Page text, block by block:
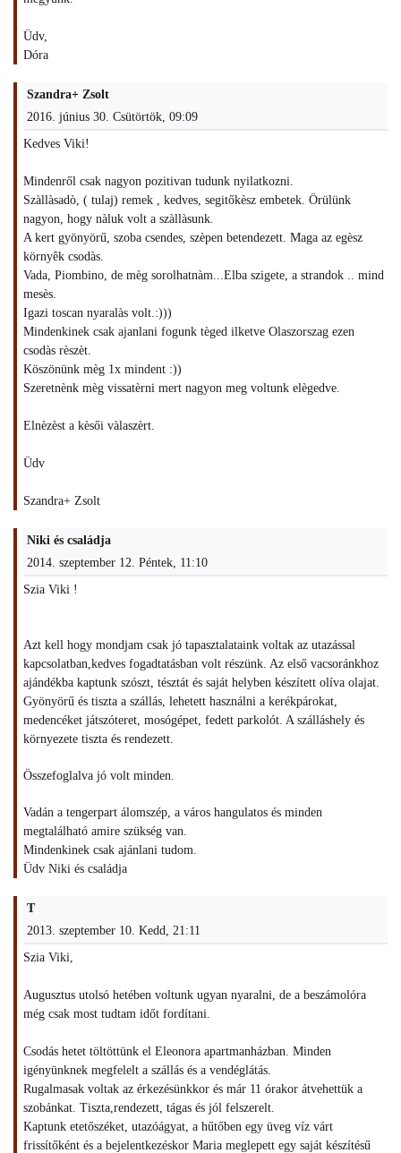
Üdv,
Dóra
Szandra+ Zsolt
2016. június 30. Csütörtök, 09:09
Kedves Viki!
Mindenről csak nagyon pozitivan tudunk nyilatkozni.
Szàllàsadò, ( tulaj) remek , kedves, segitőkèsz embetek. Örülünk
nagyon, hogy nàluk volt a szàllàsunk.
A kert gyönyörű, szoba csendes, szèpen betendezett. Maga az egèsz
környêk csodàs.
Vada, Piombino, de mèg sorolhatnàm...Elba szigete, a strandok .. mind
mesès.
Igazi toscan nyaralàs volt.:)))
Mindenkinek csak ajanlani fogunk tèged ilketve Olaszorszag ezen
csodàs rèszèt.
Köszönünk mèg 1x mindent :))
Szeretnènk mèg vissatèrni mert nagyon meg voltunk elègedve.
Elnèzèst a kèsői vàlaszèrt.
Üdv
Szandra+ Zsolt
Niki és családja
2014. szeptember 12. Péntek, 11:10
Szia Viki !
Azt kell hogy mondjam csak jó tapasztalataink voltak az utazással
kapcsolatban,kedves fogadtatásban volt részünk. Az első vacsoránkhoz
ajándékba kaptunk szószt, tésztát és saját helyben készített olíva olajat.
Gyönyörű és tiszta a szállás, lehetett használni a kerékpárokat,
medencéket játszóteret, mosógépet, fedett parkolót. A szálláshely és
környezete tiszta és rendezett.
Összefoglalva jó volt minden.
Vadán a tengerpart álomszép, a város hangulatos és minden
megtalálható amire szükség van.
Mindenkinek csak ajánlani tudom.
Üdv Niki és családja
T
2013. szeptember 10. Kedd, 21:11
Szia Viki,
Augusztus utolsó hetében voltunk ugyan nyaralni, de a beszámolóra
még csak most tudtam időt fordítani.
Csodás hetet töltöttünk el Eleonora apartmanházban. Minden
igényünknek megfelelt a szállás és a vendéglátás.
Rugalmasak voltak az érkezésünkkor és már 11 órakor átvehettük a
szobánkat. Tiszta,rendezett, tágas és jól felszerelt.
Kaptunk etetőszéket, utazóágyat, a hűtőben egy üveg víz várt
frissítőként és a bejelentkezéskor Maria meglepett egy saját készítésű